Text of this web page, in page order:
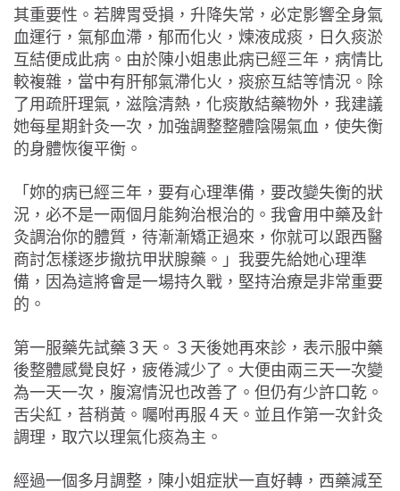
其重要性。若脾胃受損，升降失常，必定影響全身氣
血運行，氣郁血滯，郁而化火，煉液成痰，日久痰淤
互結便成此病。由於陳小姐患此病已經三年，病情比
較複雜，當中有肝郁氣滯化火，痰瘀互結等情況。除
了用疏肝理氣，滋陰清熱，化痰散結藥物外，我建議
她每星期針灸一次，加強調整整體陰陽氣血，使失衡
的身體恢復平衡。
「妳的病已經三年，要有心理準備，要改變失衡的狀
況，必不是一兩個月能夠治根治的。我會用中藥及針
灸調治你的體質，待漸漸矯正過來，你就可以跟西醫
商討怎樣逐步撤抗甲狀腺藥。」我要先給她心理準
備，因為這將會是一場持久戰，堅持治療是非常重要
的。
第一服藥先試藥３天。３天後她再來診，表示服中藥
後整體感覺良好，疲倦減少了。大便由兩三天一次變
為一天一次，腹瀉情況也改善了。但仍有少許口乾。
舌尖紅，苔稍黃。囑咐再服４天。並且作第一次針灸
調理，取穴以理氣化痰為主。
經過一個多月調整，陳小姐症狀一直好轉，西藥減至